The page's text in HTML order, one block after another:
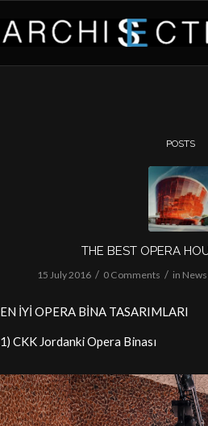
POSTS
THE BEST OPERA
15 July 2016 / 0 Comments / in
EN İYİ OPERA BİNA TASARIMLARI
1) CKK Jordanki Opera Binası